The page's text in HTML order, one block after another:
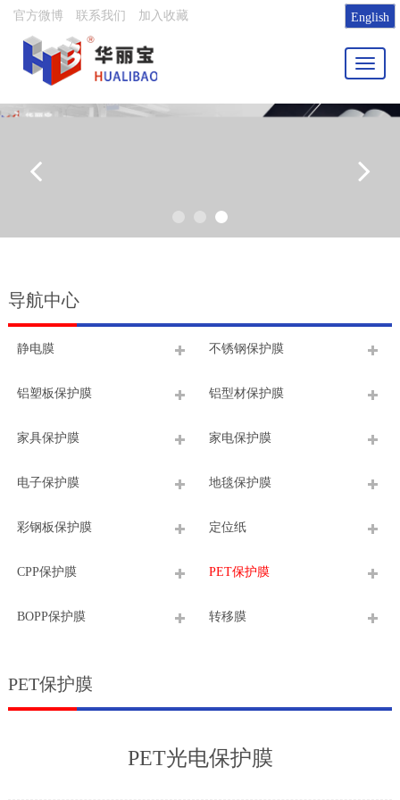
English
官方微博 联系我们 加入收藏
导航中心
静电膜 不锈钢保护膜
铝塑板保护膜 铝型材保护膜
家具保护膜 家电保护膜
电子保护膜 地毯保护膜
彩钢板保护膜 定位纸
CPP保护膜 PET保护膜
BOPP保护膜 转移膜
PET保护膜
PET光电保护膜